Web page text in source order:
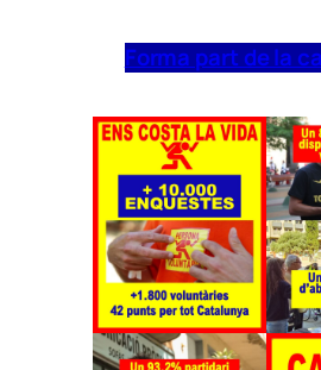
Forma part de la